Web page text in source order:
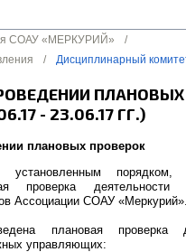
СОАУ «МЕРКУРИЙ»
/
/ Дисциплинарный
ПЛАНОВЫХ
- 23.06.17 ГГ.)
плановых проверок
порядком,
проверка деятельности
Ассоциации СОАУ «Меркурий».
плановая проверка
управляющих: